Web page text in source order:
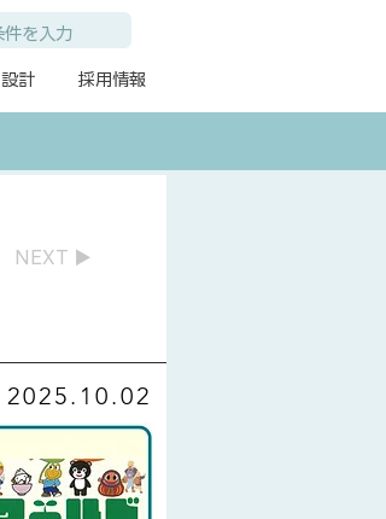
設計 採用情報
NEXT ▶
2025.10.02